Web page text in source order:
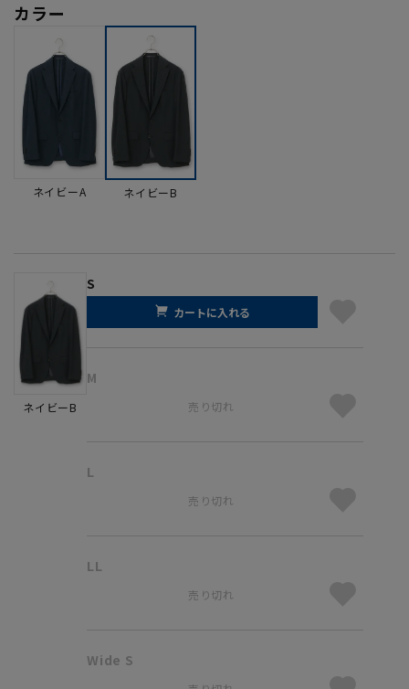
カラー
ネイビーA ネイビーB
ネイビーB
S
カートに入れる
M
売り切れ
L
売り切れ
LL
売り切れ
Wide S